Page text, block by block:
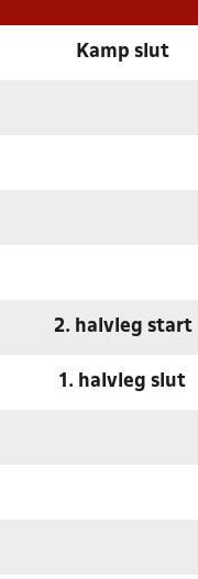
Kamp slut
2. halvleg start
1. halvleg slut